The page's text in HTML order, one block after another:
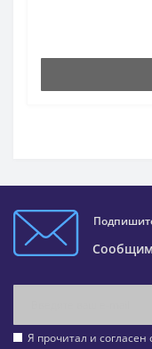
Сообщим
Я прочитал и согласен